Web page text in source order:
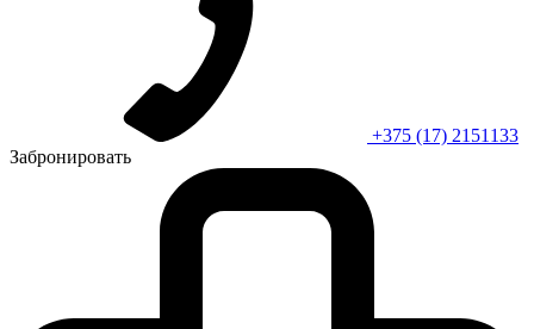
+375 (17) 2151133
Забронировать